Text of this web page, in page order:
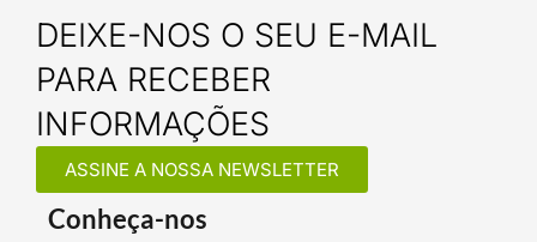
DEIXE-NOS O SEU E-MAIL
PARA RECEBER
INFORMAÇÕES
ASSINE A NOSSA NEWSLETTER
Conheça-nos